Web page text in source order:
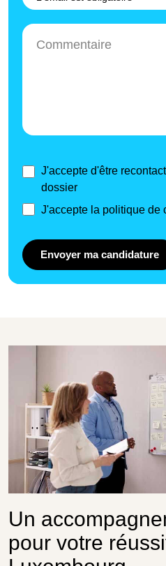
J'accepte d'être
dossier
J'accepte la politique de
Envoyer ma candidature
Un
pour votre